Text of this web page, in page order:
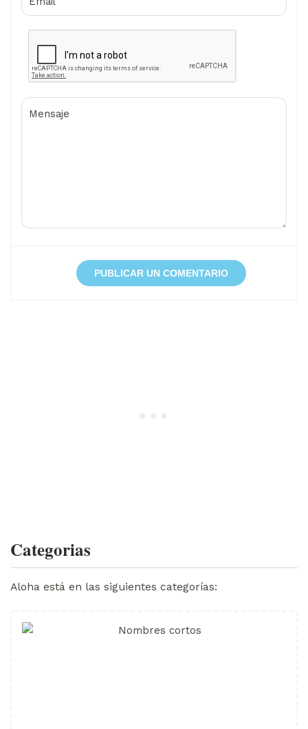
Categorias
Aloha está en las siguientes categorías: